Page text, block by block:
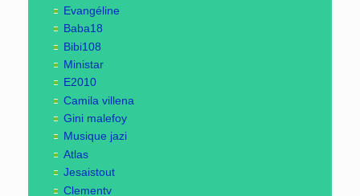
Evangéline
Baba18
Bibi108
Ministar
E2010
Camila villena
Gini malefoy
Musique jazi
Atlas
Jesaistout
Clementv